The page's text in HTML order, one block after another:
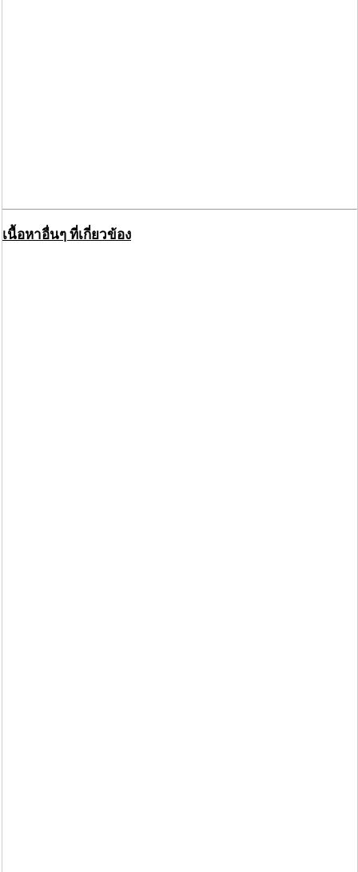
เนื้อหาอื่นๆ ที่เกี่ยวข้อง